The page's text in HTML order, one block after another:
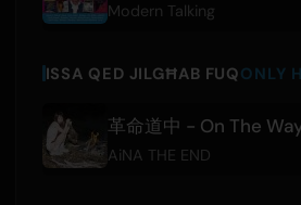
Modern Talking
ISSA QED JILGĦAB FUQONLY
革命道中 - On The
AiNA THE END